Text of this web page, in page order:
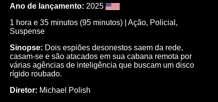
Ano de lançamento: 2025
1 hora e 35 minutos (95 minutos) | Ação, Policial ,
Suspense
Sinopse: Dois espiões desonestos saem da rede,
casam-se e são atacados em sua cabana remota por
várias agências de inteligência que buscam um disco
rígido roubado.
Diretor: Michael Polish